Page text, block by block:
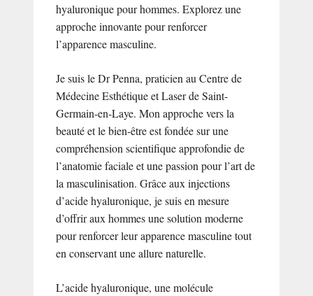
hyaluronique pour hommes. Explorez une
approche innovante pour renforcer
l’apparence masculine.
Je suis le Dr Penna, praticien au Centre de
Médecine Esthétique et Laser de Saint-
Germain-en-Laye. Mon approche vers la
beauté et le bien-être est fondée sur une
compréhension scientifique approfondie de
l’anatomie faciale et une passion pour l’art de
la masculinisation. Grâce aux injections
d’acide hyaluronique, je suis en mesure
d’offrir aux hommes une solution moderne
pour renforcer leur apparence masculine tout
en conservant une allure naturelle.
L’acide hyaluronique, une molécule